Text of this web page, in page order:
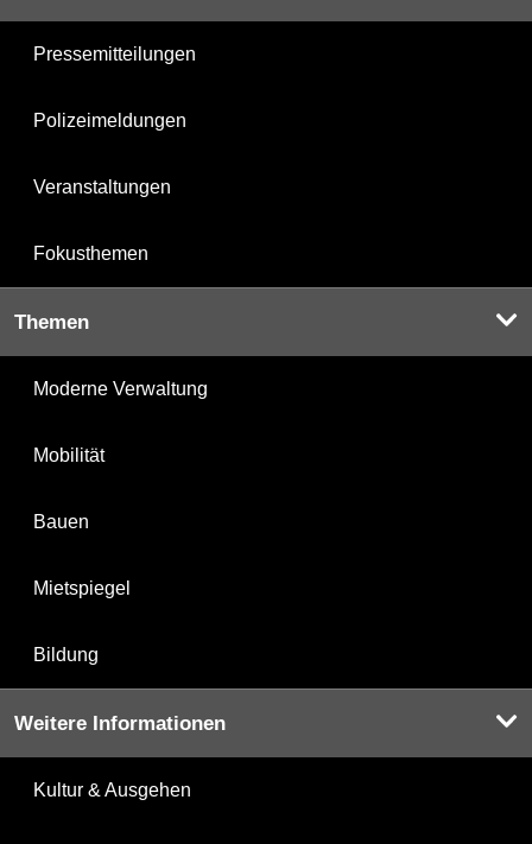
Pressemitteilungen
Polizeimeldungen
Veranstaltungen
Fokusthemen
Themen
Moderne Verwaltung
Mobilität
Bauen
Mietspiegel
Bildung
Weitere Informationen
Kultur & Ausgehen